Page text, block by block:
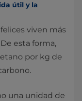
útil y la
viven más
esta forma,
por kg de
una unidad de